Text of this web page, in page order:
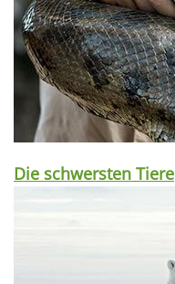
Die schwersten Tiere